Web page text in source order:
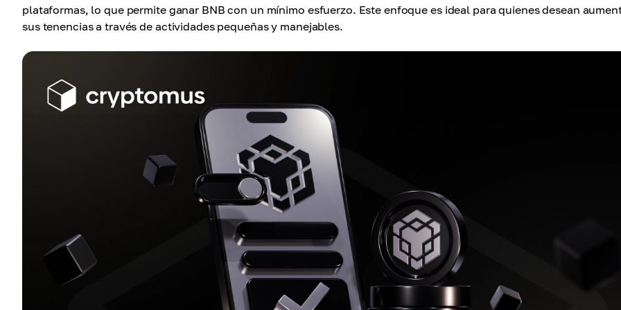
plataformas, lo que permite ganar BNB con un mínimo esfuerzo. Este enfoque es ideal para quienes desean
sus tenencias a través de actividades pequeñas y manejables.